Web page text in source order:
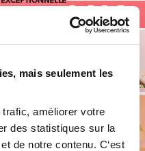
mais seulement les
améliorer votre
des statistiques sur la
de notre contenu. C‘est